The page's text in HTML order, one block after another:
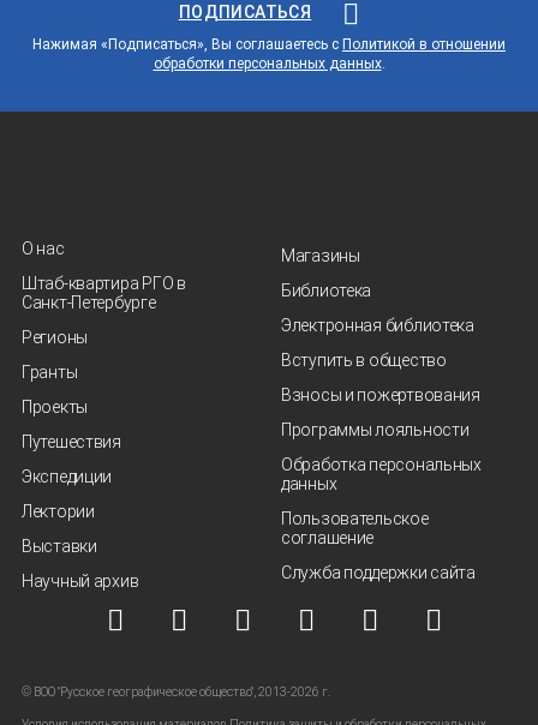
ПОДПИСАТЬСЯ
Нажимая «Подписаться», Вы соглашаетесь с Политикой в отношении
обработки персональных данных.
О нас
Штаб-квартира РГО в
Санкт‑Петербурге
Регионы
Гранты
Проекты
Путешествия
Экспедиции
Лектории
Выставки
Научный архив
Магазины
Библиотека
Электронная библиотека
Вступить в общество
Взносы и пожертвования
Программы лояльности
Обработка персональных
данных
Пользовательское
соглашение
Служба поддержки сайта
© ВОО "Русское географическое общество", 2013-2026 г.